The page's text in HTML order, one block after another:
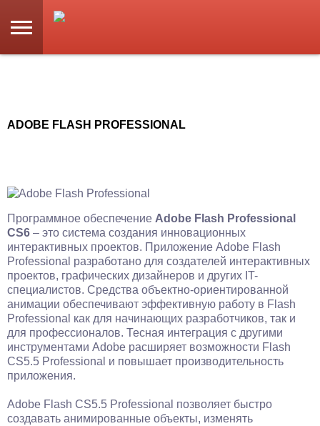
ADOBE FLASH PROFESSIONAL
Программное обеспечение Adobe Flash Professional
CS6 – это система создания инновационных
интерактивных проектов. Приложение Adobe Flash
Professional разработано для создателей интерактивных
проектов, графических дизайнеров и других IT-
специалистов. Средства объектно-ориентированной
анимации обеспечивают эффективную работу в Flash
Professional как для начинающих разработчиков, так и
для профессионалов. Тесная интеграция с другими
инструментами Adobe расширяет возможности Flash
CS5.5 Professional и повышает производительность
приложения.
Adobe Flash CS5.5 Professional позволяет быстро
создавать анимированные объекты, изменять